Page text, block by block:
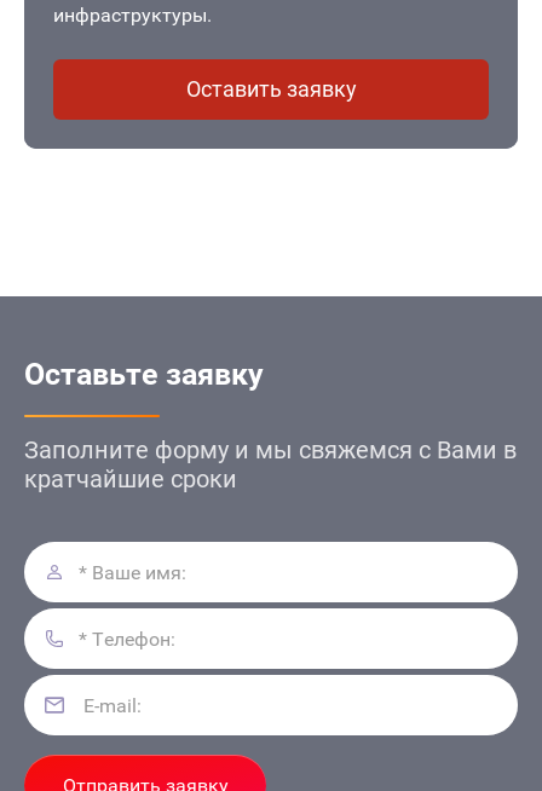
инфраструктуры.
Оставить заявку
Оставьте заявку
Заполните форму и мы свяжемся с Вами в
кратчайшие сроки
Отправить заявку